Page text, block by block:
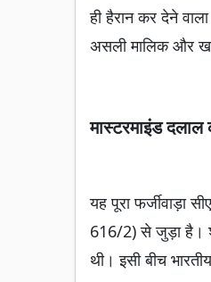
ही हैरान कर देने
असली मालिक और
मास्टरमाइंड दलाल
यह पूरा फर्जीवाड़ा
616/2) से जुड़ा है।
थी। इसी बीच